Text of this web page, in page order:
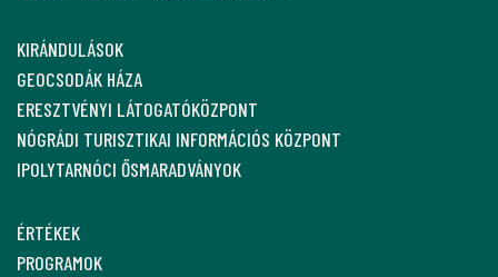
KIRÁNDULÁSOK
GEOCSODÁK HÁZA
ERESZTVÉNYI LÁTOGATÓKÖZPONT
NÓGRÁDI TURISZTIKAI INFORMÁCIÓS KÖZPONT
IPOLYTARNÓCI ŐSMARADVÁNYOK
ÉRTÉKEK
PROGRAMOK